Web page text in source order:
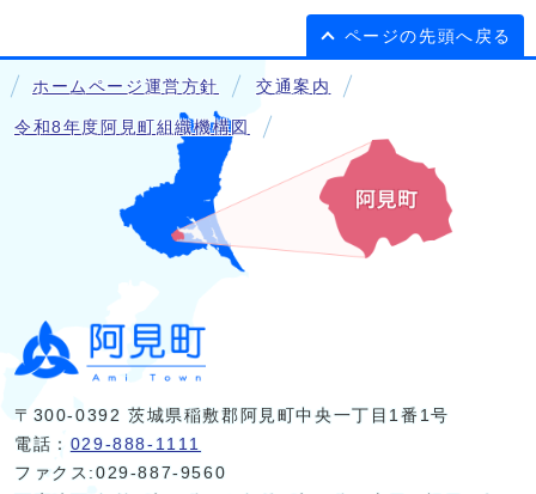
ページの先頭へ戻る
ホームページ運営方針 交通案内
令和8年度阿見町組織機構図
〒300-0392 茨城県稲敷郡阿見町中央一丁目1番1号
電話： 029-888-1111
ファクス:029-887-9560